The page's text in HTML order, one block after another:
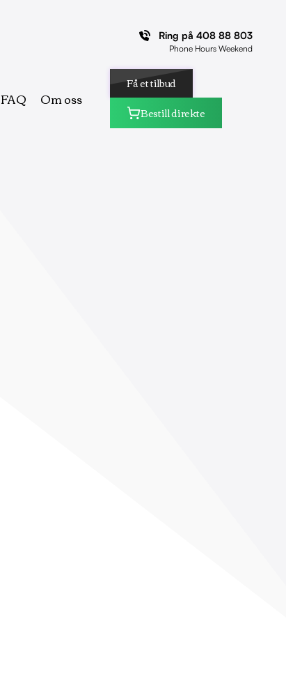
Ring på 408 88 803
Phone Hours Weekend
FAQ Om oss
Få et tilbud
Bestill direkte